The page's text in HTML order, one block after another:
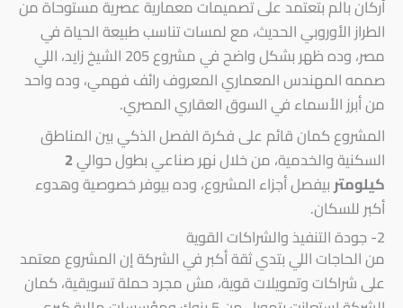
أركان بالم بتعتمد على تصميمات معمارية عصرية مستوحاة من
الطراز الأوروبي الحديث، مع لمسات تناسب طبيعة الحياة في
مصر، وده ظهر بشكل واضح في مشروع 205 الشيخ زايد، اللي
صممه المهندس المعماري المعروف رائف فهمي، وده واحد
من أبرز الأسماء في السوق العقاري المصري.
المشروع كمان قائم على فكرة الفصل الذكي بين المناطق
السكنية والخدمية، من خلال نهر صناعي بطول حوالي2
كيلومتربيفصل أجزاء المشروع، وده بيوفر خصوصية وهدوء
أكبر للسكان.
2- جودة التنفيذ والشراكات القوية
من الحاجات اللي بتدي ثقة أكبر في الشركة إن المشروع معتمد
على شراكات وتمويلات قوية، مش مجرد حملة تسويقية، كمان